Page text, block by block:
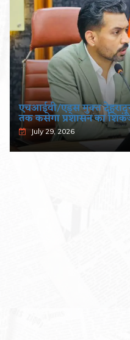
एचआईवी/एड्स मुक्त
तक कसेगा प्रशासन का
July 29, 2026